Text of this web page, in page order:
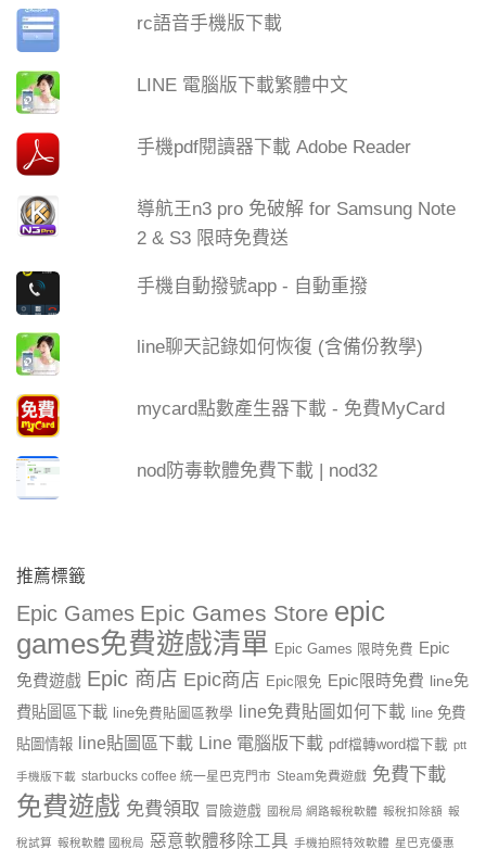
rc語音手機版下載
LINE 電腦版下載繁體中文
手機pdf閱讀器下載 Adobe Reader
導航王n3 pro 免破解 for Samsung Note
2 & S3 限時免費送
手機自動撥號app - 自動重撥
line聊天記錄如何恢復 (含備份教學)
mycard點數產生器下載 - 免費MyCard
nod防毒軟體免費下載 | nod32
推薦標籤
Epic Games Epic Games Store epic
games免費遊戲清單 Epic Games 限時免費 Epic
免費遊戲 Epic 商店 Epic商店 Epic限免 Epic限時免費 line免
費貼圖區下載
line免費貼圖區教學 line免費貼圖如何下載
line 免費
貼圖情報 line貼圖區下載 Line 電腦版下載 pdf檔轉word檔下載 ptt
手機版下載 starbucks coffee 統一星巴克門市 Steam免費遊戲 免費下載
免費遊戲 免費領取 冒險遊戲 國稅局 網路報稅軟體 報稅扣除額 報
稅試算 報稅軟體 國稅局 惡意軟體移除工具 手機拍照特效軟體 星巴克優惠